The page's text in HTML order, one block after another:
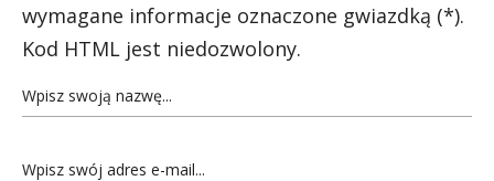
wymagane informacje oznaczone gwiazdką (*).
Kod HTML jest niedozwolony.